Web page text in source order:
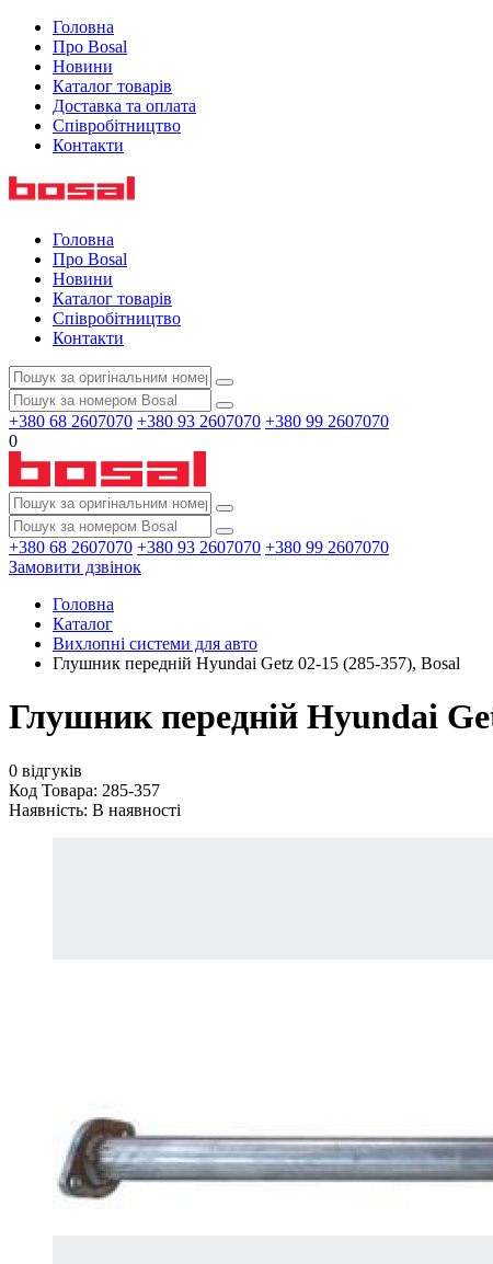
Головна
Про Bosal
Новини
Каталог товарів
Доставка та оплата
Співробітництво
Контакти
Головна
Про Bosal
Новини
Каталог товарів
Співробітництво
Контакти
+380 68 2607070 +380 93 2607070 +380 99 2607070
0
+380 68 2607070 +380 93 2607070 +380 99 2607070
Замовити дзвінок
Головна
Каталог
Вихлопні системи для авто
Глушник передній Hyundai Getz 02-15 (285-357), Bosal
Глушник передній Hyundai
0 відгуків
Код Товара: 285-357
Наявність: В наявності